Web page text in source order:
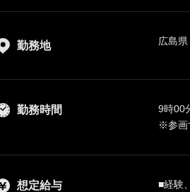
勤務地 広島
勤務時間
9時00
※参画
想定給与 ■経験